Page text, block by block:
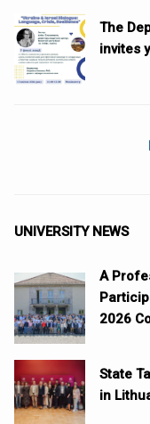
The
invites
UNIVERSITY NEWS
A
2026
State
in